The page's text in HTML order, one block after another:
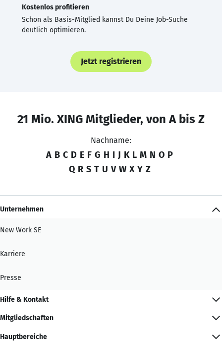
Kostenlos profitieren
Schon als Basis-Mitglied kannst Du Deine Job-Suche
deutlich optimieren.
Jetzt registrieren
21 Mio. XING Mitglieder, von A bis Z
Nachname:
A B C D E F G H I J K L M N O P
Q R S T U V W X Y Z
Unternehmen
New Work SE
Karriere
Presse
Hilfe & Kontakt
Mitgliedschaften
Hauptbereiche